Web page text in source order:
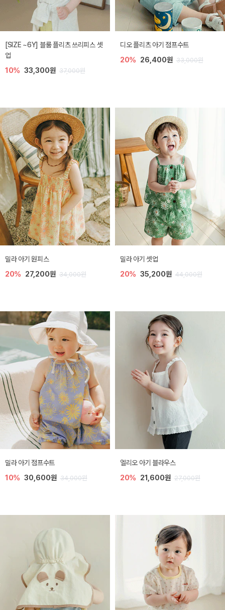
[SIZE ~6Y] 블룸 플리츠 쓰리피스 셋
업
10% 33,300원 37,000원
디오 플리츠 아기 점프수트
20% 26,400원 33,000원
밀라 아기 원피스
20% 27,200원 34,000원
밀라 아기 셋업
20% 35,200원 44,000원
밀라 아기 점프수트
10% 30,600원 34,000원
엘리오 아기 블라우스
20% 21,600원 27,000원